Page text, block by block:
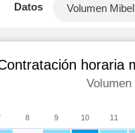
Datos Volumen Mibel
horaria
8 9 10 11